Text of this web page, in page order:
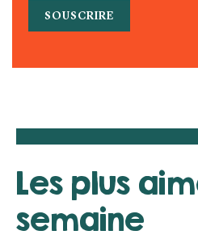
Les plus
semaine